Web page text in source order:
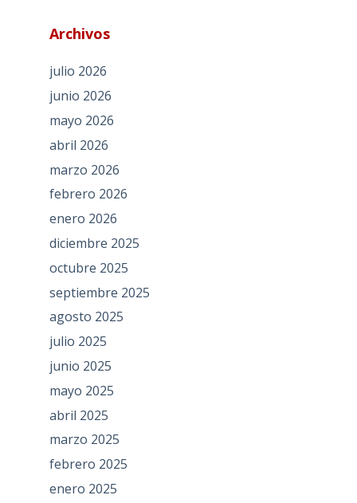
Archivos
julio 2026
junio 2026
mayo 2026
abril 2026
marzo 2026
febrero 2026
enero 2026
diciembre 2025
octubre 2025
septiembre 2025
agosto 2025
julio 2025
junio 2025
mayo 2025
abril 2025
marzo 2025
febrero 2025
enero 2025